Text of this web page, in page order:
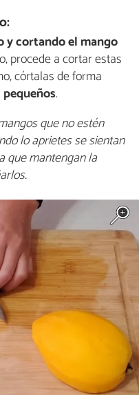
y cortando elmango
procede a cortar estas
córtalas de forma
.
que no estén
lo aprietes se sientan
que mantengan la